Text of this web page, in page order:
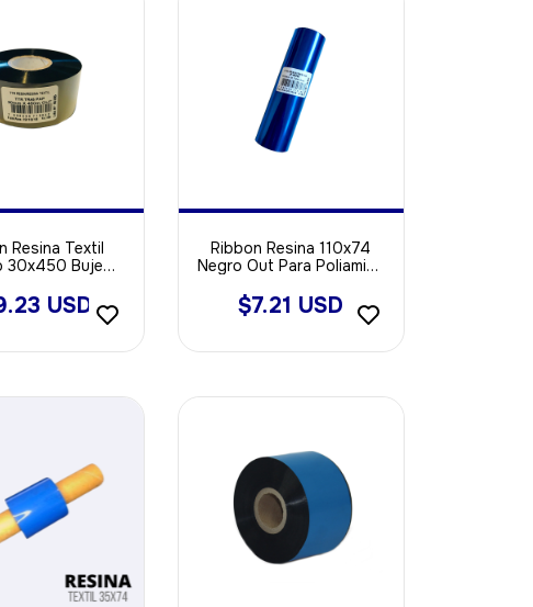
Resina Textil
30x450 Buje
USD
Ribbon Resina 110x74
Negro Out Para Poliamida
$7.21 USD